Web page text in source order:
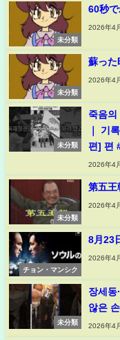
未分類
60秒
2026年4
未分類
蘇った
2026年4
未分類
죽음의
｜ 기
편] 편
2026年4
未分類
第五
2026年4
チョン・マンシク
8月23
2026年4
未分類
장세동
않은
2026年4